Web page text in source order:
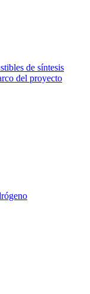
de síntesis
del proyecto